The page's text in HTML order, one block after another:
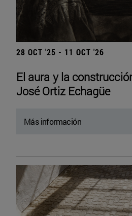
28 OCT '25 - 11 OCT '26
El aura y la
José Ortiz Echagüe
Más información